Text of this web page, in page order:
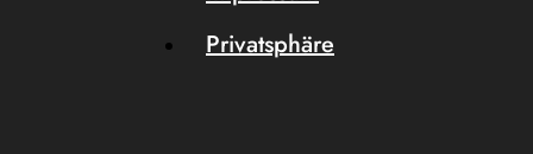
Privatsphäre